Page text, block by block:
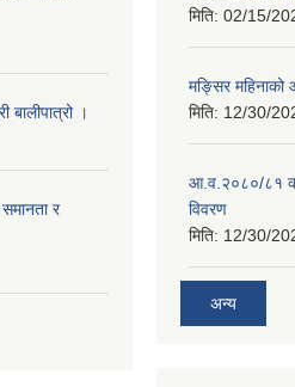
बालीपात्रो ।
र
मिति: 02/15/
मङ्सिर महिनाको
मिति: 12/30/
आ.व.२०८०/८१ को
विवरण
मिति: 12/30/
अन्य